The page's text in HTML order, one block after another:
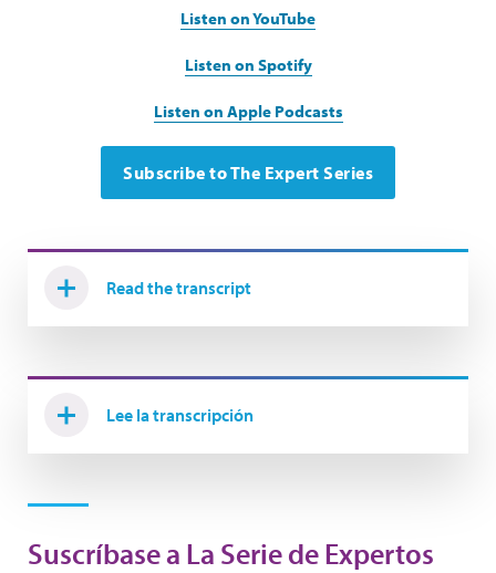
Listen on YouTube
Listen on Spotify
Listen on Apple Podcasts
Subscribe to The Expert Series
Read the transcript
Lee la transcripción
Suscríbase a La Serie de Expertos